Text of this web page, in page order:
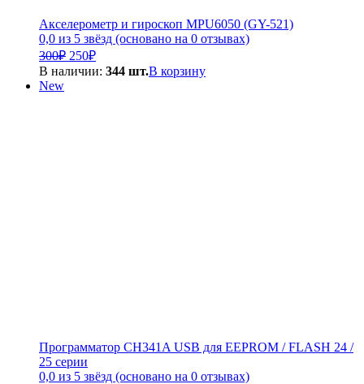
Акселерометр и гироскоп MPU6050 (GY-521)
0,0 из 5 звёзд (основано на 0 отзывах)
300₽ Первоначальная
цена
250₽Текущая
цена:
В наличии: 344 шт.В корзину
New
Программатор CH341A USB для EEPROM / FLASH 24 /
25 серии
0,0 из 5 звёзд (основано на 0 отзывах)